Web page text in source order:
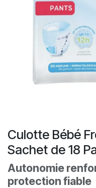
Culotte Bébé
Sachet de 18
Autonomie
protection fiable